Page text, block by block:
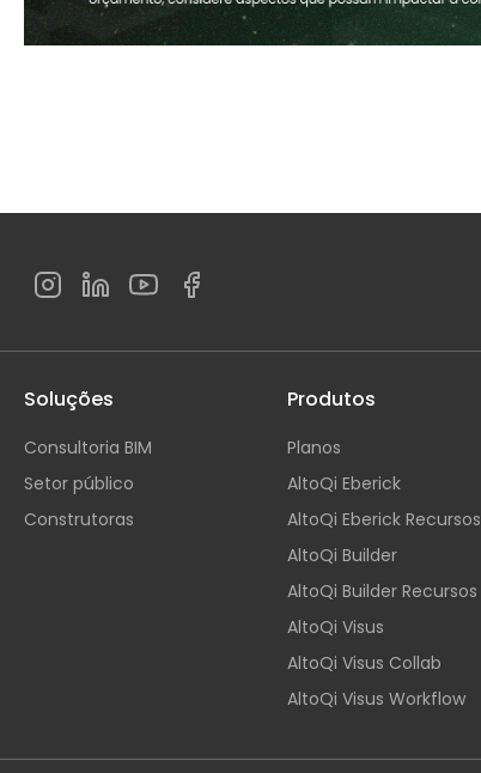
Soluções
Consultoria BIM
Setor público
Construtoras
Produtos
Planos
AltoQi Eberick
AltoQi Eberick Recursos
AltoQi Builder
AltoQi Builder Recursos
AltoQi Visus
AltoQi Visus Collab
AltoQi Visus Workflow